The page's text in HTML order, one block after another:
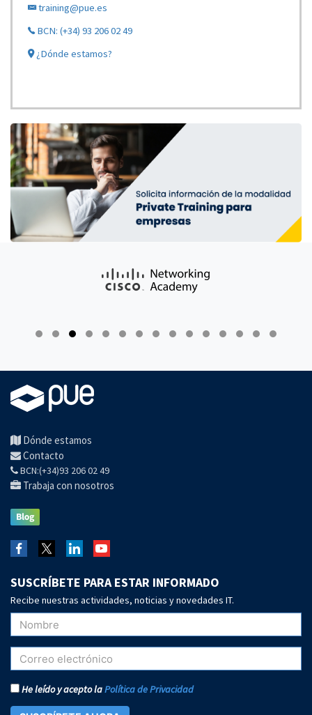
training@pue.es
BCN: (+34) 93 206 02 49
¿Dónde estamos?
Dónde estamos
Contacto
BCN:(+34)93 206 02 49
Trabaja con nosotros
SUSCRÍBETE PARA ESTAR INFORMADO
Recibe nuestras actividades, noticias y novedades IT.
He leído y acepto laPolítica de Privacidad